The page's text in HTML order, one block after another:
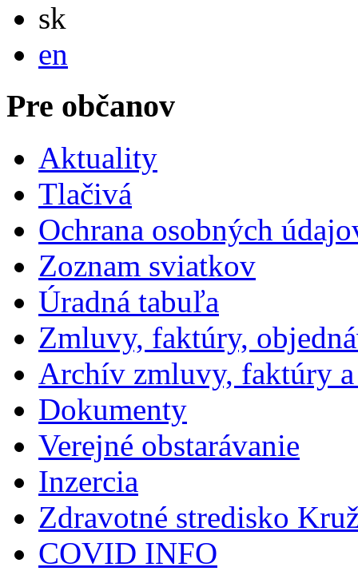
sk
en
Pre občanov
Aktuality
Tlačivá
Ochrana osobných
Zoznam sviatkov
Úradná tabuľa
Zmluvy, faktúry,
Archív zmluvy, faktúry
Dokumenty
Verejné obstarávanie
Inzercia
Zdravotné stredisko
COVID INFO